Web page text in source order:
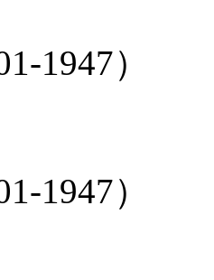
1947）
1947）